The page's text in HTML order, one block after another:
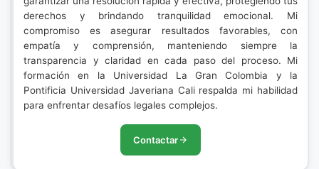
derechos y brindando tranquilidad emocional. Mi
compromiso es asegurar resultados favorables, con
empatía y comprensión, manteniendo siempre la
transparencia y claridad en cada paso del proceso. Mi
formación en la Universidad La Gran Colombia y la
Pontificia Universidad Javeriana Cali respalda mi habilidad
para enfrentar desafíos legales complejos.
Contactar